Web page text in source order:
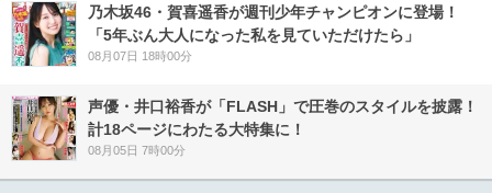
乃木坂46・賀喜遥香が週刊少年チャンピオンに登場！
「5年ぶん大人になった私を見ていただけたら」
08月07日 18時00分
声優・井口裕香が「FLASH」で圧巻のスタイルを披露！
計18ページにわたる大特集に！
08月05日 7時00分